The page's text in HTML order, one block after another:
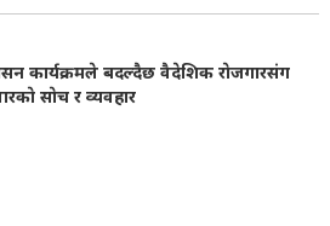
कार्यक्रमले बदल्दैछ वैदेशिक राेजगारसंग
साेच र व्यवहार